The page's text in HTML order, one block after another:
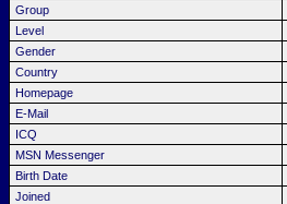
Group
Level
Gender
Country
Homepage
E-Mail
ICQ
MSN Messenger
Birth Date
Joined